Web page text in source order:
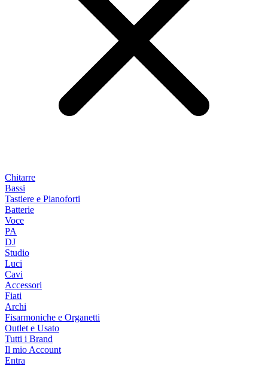
Chitarre
Bassi
Tastiere e Pianoforti
Batterie
Voce
PA
DJ
Studio
Luci
Cavi
Accessori
Fiati
Archi
Fisarmoniche e Organetti
Outlet e Usato
Tutti i Brand
Il mio Account
Entra